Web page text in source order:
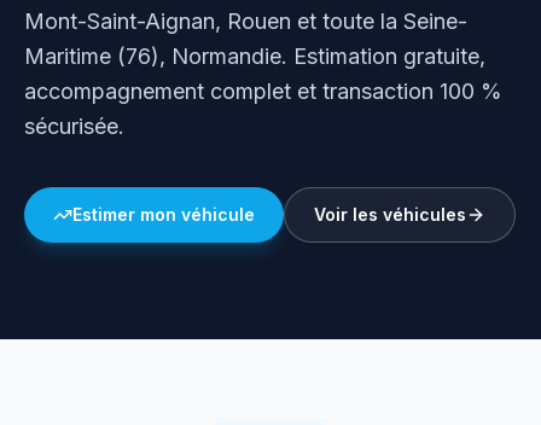
Mont-Saint-Aignan, Rouen et toute la Seine-
Maritime (76), Normandie. Estimation gratuite,
accompagnement complet et transaction 100 %
sécurisée.
Estimer mon véhicule Voir les véhicules